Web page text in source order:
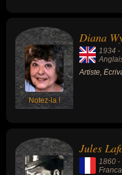
Notez-la !
Diana
1934 -
Artiste,
Jules
1860 -